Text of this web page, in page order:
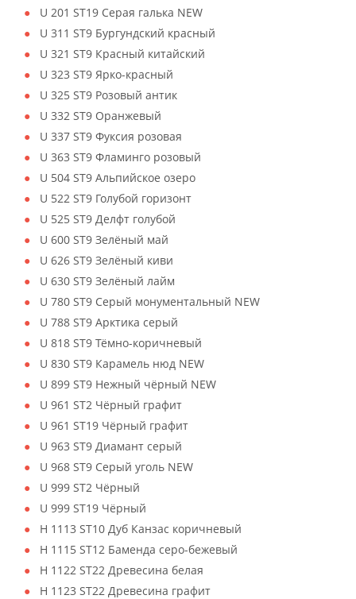
U 201 ST19 Серая галька NEW
U 311 ST9 Бургундский красный
U 321 ST9 Красный китайский
U 323 ST9 Ярко-красный
U 325 ST9 Розовый антик
U 332 ST9 Оранжевый
U 337 ST9 Фуксия розовая
U 363 ST9 Фламинго розовый
U 504 ST9 Альпийское озеро
U 522 ST9 Голубой горизонт
U 525 ST9 Делфт голубой
U 600 ST9 Зелёный май
U 626 ST9 Зелёный киви
U 630 ST9 Зелёный лайм
U 780 ST9 Серый монументальный NEW
U 788 ST9 Арктика серый
U 818 ST9 Тёмно-коричневый
U 830 ST9 Карамель нюд NEW
U 899 ST9 Нежный чёрный NEW
U 961 ST2 Чёрный графит
U 961 ST19 Чёрный графит
U 963 ST9 Диамант серый
U 968 ST9 Серый уголь NEW
U 999 ST2 Чёрный
U 999 ST19 Чёрный
H 1113 ST10 Дуб Канзас коричневый
H 1115 ST12 Баменда серо-бежевый
H 1122 ST22 Древесина белая
H 1123 ST22 Древесина графит